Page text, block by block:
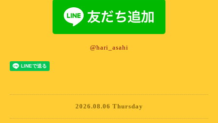
@hari_asahi
2026.08.06 Thursday